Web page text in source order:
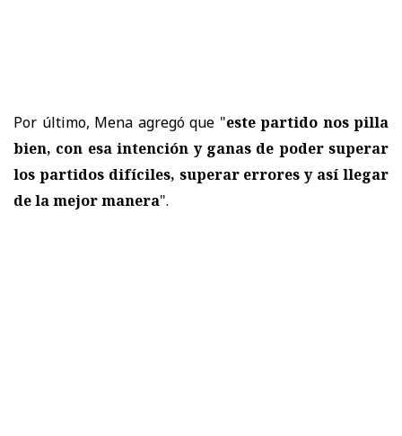
Por último, Mena agregó que "este partido nos pilla
bien, con esa intención y ganas de poder superar
los partidos difíciles, superar errores y así llegar
de la mejor manera".